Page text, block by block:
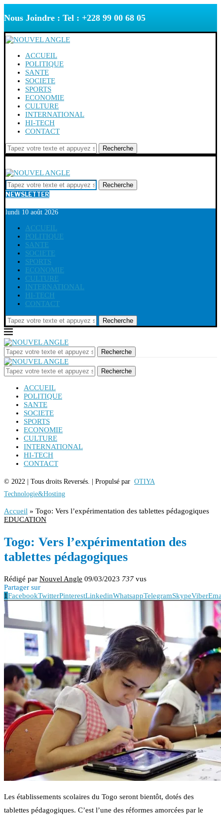
Nous Joindre : Tel : +228 99 00 68 05
ACCUEIL
POLITIQUE
SANTE
SOCIETE
SPORTS
ECONOMIE
CULTURE
INTERNATIONAL
HI-TECH
CONTACT
Recherche
Recherche
NEWSLETTER
lundi 10 août 2026
ACCUEIL
POLITIQUE
SANTE
SOCIETE
SPORTS
ECONOMIE
CULTURE
INTERNATIONAL
HI-TECH
CONTACT
Recherche
Recherche
Recherche
ACCUEIL
POLITIQUE
SANTE
SOCIETE
SPORTS
ECONOMIE
CULTURE
INTERNATIONAL
HI-TECH
CONTACT
© 2022 | Tous droits Reversés. | Propulsé par OTIYA
Technologie&Hosting
Accueil » Togo: Vers l’expérimentation des tablettes pédagogiques
EDUCATION
Togo: Vers l’expérimentation des
tablettes pédagogiques
Rédigé par Nouvel Angle 09/03/2023 737 vus
Partager sur
1FacebookTwitterPinterestLinkedinWhatsappTelegramSkypeViber
Les établissements scolaires du Togo seront bientôt, dotés des
tablettes pédagogiques. C’est l’une des réformes amorcées par le